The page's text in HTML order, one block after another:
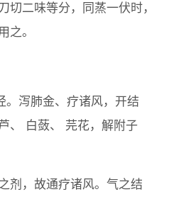
切二味等分，同蒸一伏时，
之。
。泻肺金、疗诸风，开结
、 白蔹、 芫花，解附子
剂，故通疗诸风。气之结